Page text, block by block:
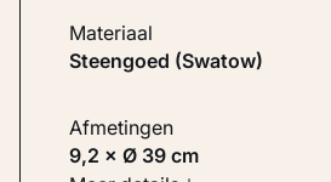
Materiaal
Steengoed (Swatow)
Afmetingen
9,2 × Ø 39 cm